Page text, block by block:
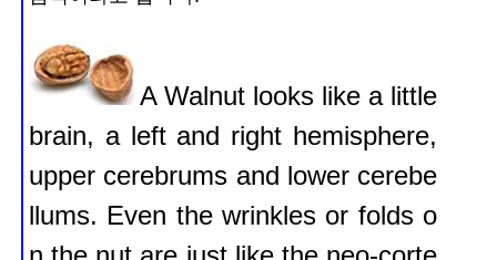
A Walnut looks like a little
brain, a left and right hemisphere,
upper cerebrums and lower cerebe
llums. Even the wrinkles or folds o